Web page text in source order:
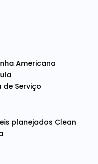
Americana
de Serviço
planejados Clean